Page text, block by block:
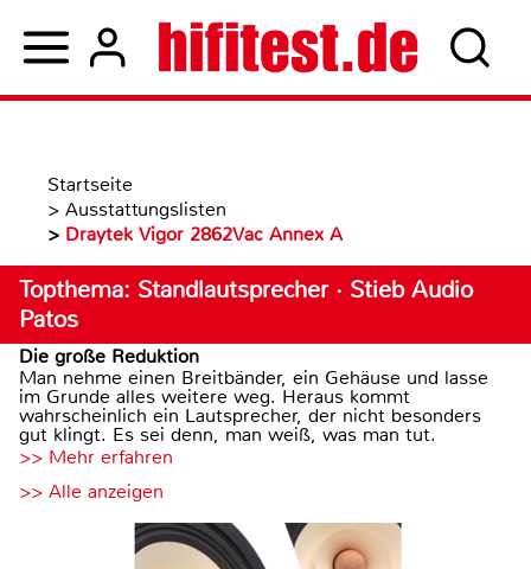
Startseite
> Ausstattungslisten
> Draytek Vigor 2862Vac Annex A
Topthema: Standlautsprecher · Stieb Audio
Patos
Die große Reduktion
Man nehme einen Breitbänder, ein Gehäuse und lasse
im Grunde alles weitere weg. Heraus kommt
wahrscheinlich ein Lautsprecher, der nicht besonders
gut klingt. Es sei denn, man weiß, was man tut.
>> Mehr erfahren
>> Alle anzeigen